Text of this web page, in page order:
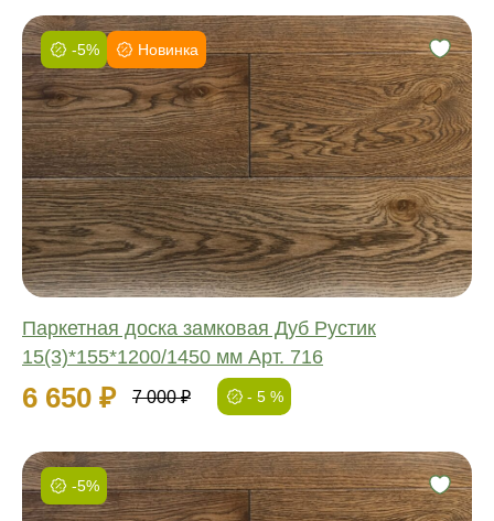
-5% Новинка
Паркетная доска замковая Дуб Рустик
15(3)*155*1200/1450 мм Арт. 716
6 650 ₽ 7 000 ₽ - 5 %
Фаска:
Соединение:
Обработка:
Длина:
Ширина:
Толщина:
-5%
Фаска: